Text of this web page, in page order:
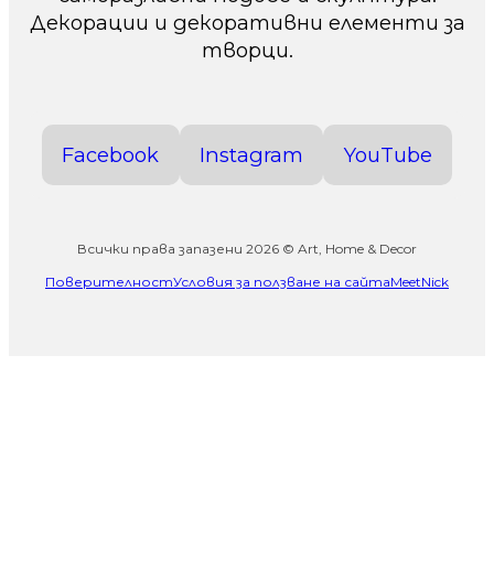
Декорации и декоративни елементи за
творци.
Facebook Instagram YouTube
Всички права запазени 2026 © Art, Home & Decor
ПоверителностУсловия за ползване на сайтаMeetNick